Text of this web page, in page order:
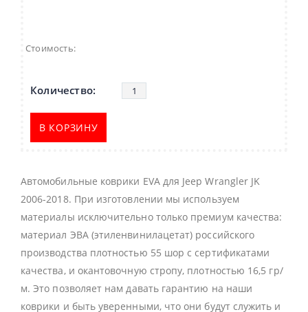
Стоимость:
В КОРЗИНУ
Автомобильные коврики EVA для Jeep Wrangler JK
2006-2018. При изготовлении мы используем
материалы исключительно только премиум качества:
материал ЭВА (этиленвинилацетат) российского
производства плотностью 55 шор с сертификатами
качества, и окантовочную стропу, плотностью 16,5 гр/
м. Это позволяет нам давать гарантию на наши
коврики и быть уверенными, что они будут служить и